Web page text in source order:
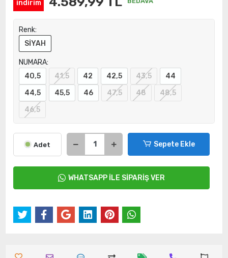
indirim
Renk:
SİYAH
NUMARA:
40,5
41,5 42 42,5 43,5
44
44,5
45,5 46 47,5 48
48,5
46,5
Adet Sepete Ekle
WHATSAPP İLE SİPARİŞ VER